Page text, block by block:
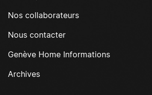
Nos collaborateurs
Nous contacter
Genève Home Informations
Archives